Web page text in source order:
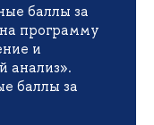
баллы за
программу
и
анализ».
баллы за